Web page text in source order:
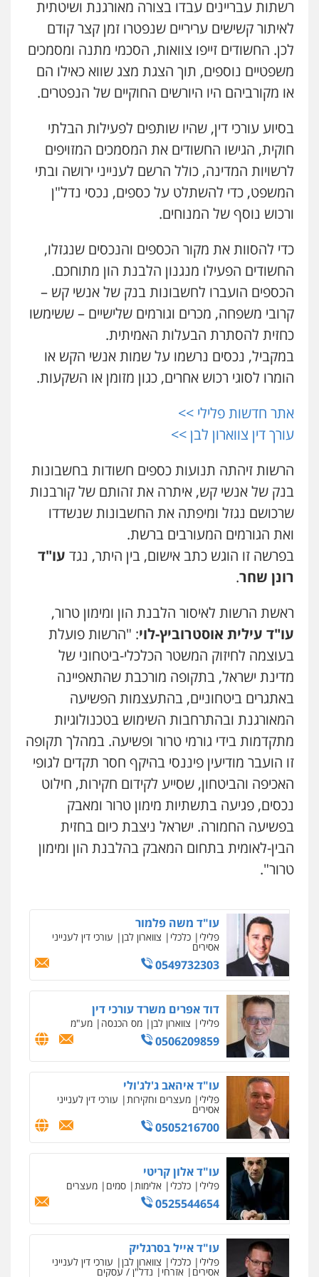
רשתות עבריינים עבדו בצורה מאורגנת ושיטתית
לאיתור קשישים עריריים שנפטרו זמן קצר קודם
לכן. החשודים זייפו צוואות, הסכמי מתנה ומסמכים
משפטיים נוספים, תוך הצגת מצג שווא כאילו הם
או מקורביהם היו היורשים החוקיים של הנפטרים.
בסיוע עורכי דין, שהיו שותפים לפעילות הבלתי
חוקית, הגישו החשודים את המסמכים המזויפים
לרשויות המדינה, כולל הרשם לענייני ירושה ובתי
המשפט, כדי להשתלט על כספים, נכסי נדל"ן
ורכוש נוסף של המנוחים.
כדי להסוות את מקור הכספים והנכסים שנגזלו,
החשודים הפעילו מנגנון הלבנת הון מתוחכם.
הכספים הועברו לחשבונות בנק של אנשי קש –
קרובי משפחה, מכרים וגורמים שלישיים – ששימשו
כחזית להסתרת הבעלות האמיתית.
במקביל, נכסים נרשמו על שמות אנשי הקש או
הומרו לסוגי רכוש אחרים, כגון מזומן או השקעות.
אתר חדשות פלילי >>
עורך דין צווארון לבן >>
הרשות זיהתה תנועות כספים חשודות בחשבונות
בנק של אנשי קש, איתרה את זהותם של קורבנות
שרכושם נגזל ומיפתה את החשבונות שנשדדו
ואת הגורמים המעורבים ברשת.
בפרשה זו הוגש כתב אישום, בין היתר, נגד עו"ד
רונן שחר.
ראשת הרשות לאיסור הלבנת הון ומימון טרור,
עו"ד עילית אוסטרוביץ-לוי: "הרשות פועלת
בעוצמה לחיזוק המשטר הכלכלי-ביטחוני של
מדינת ישראל, בתקופה מורכבת שהתאפיינה
באתגרים ביטחוניים, בהתעצמות הפשיעה
המאורגנת ובהתרחבות השימוש בטכנולוגיות
מתקדמות בידי גורמי טרור ופשיעה. במהלך תקופה
זו הועבר מודיעין פיננסי בהיקף חסר תקדים לגופי
האכיפה והביטחון, שסייע לקידום חקירות, חילוט
נכסים, פגיעה בתשתיות מימון טרור ומאבק
בפשיעה החמורה. ישראל ניצבת כיום בחזית
הבין-לאומית בתחום המאבק בהלבנת הון ומימון
טרור".
פלילי פשיעה כלכלית צווארון לבן
0506217771
עו"ד תמיר סולומון
פלילי כלכלי
עו"ד משה פלמור
פלילי כלכלי צווארון לבן עורכי דין לענייני
אסירים
0549732303
דוד אפרים משרד עורכי דין
פלילי צווארון לבן מס הכנסה מע"מ
עו"ד איהאב ג'לג'ולי
0505216700
עו"ד אלון קריטי
פלילי כלכלי אלימות
0525544654
פלילי כלכלי צווארון לבן עורכי דין לענייני
אסירים אזרחי נדל"ן / עסקים
0528488515
עו"ד יוסי חמצני
כלכלי צווארון לבן פשיעה כלכלית עבירות
מס הלבנת הון
0505471497
גיל דביר – משרד עורכי דין
פלילי פשיעה כלכלית צווארון לבן
0506217771
עו"ד תמיר סולומון
מיסים
עו"ד משה פלמור
פלילי כלכלי צווארון לבן עורכי דין לענייני
אסירים
0549732303
דוד אפרים משרד עורכי דין
פלילי צווארון לבן מס הכנסה מע"מ
0506209859
עו"ד איהאב ג'לג'ולי
פלילי מעצרים וחקירות עורכי דין לענייני
אסירים
0505216700
עו"ד אלון קריטי
פלילי כלכלי אלימות סמים מעצרים
0525544654
עו"ד אייל בסרגליק
פלילי כלכלי צווארון לבן עורכי דין לענייני
אסירים אזרחי נדל"ן / עסקים